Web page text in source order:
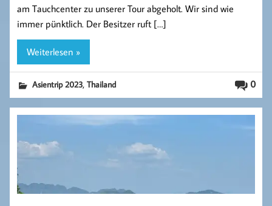
am Tauchcenter zu unserer Tour abgeholt. Wir sind wie
immer pünktlich. Der Besitzer ruft […]
Weiterlesen »
0
Asientrip 2023,Thailand